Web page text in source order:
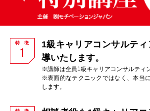
特 徴
1
1級キャリアコンサルテ
導いたします。
※講師は全員1級キャリアコンサルティ
※表面的なテクニックではなく、本当
します。